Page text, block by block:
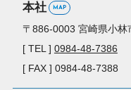
本社 MAP
〒886-0003 宮崎県小林
[ TEL ] 0984-48-7386
[ FAX ] 0984-48-7388